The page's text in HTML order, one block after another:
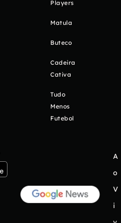
Players
Matula
Buteco
Cadeira
Cativa
Tudo
Menos
Futebol
A
o
V
i